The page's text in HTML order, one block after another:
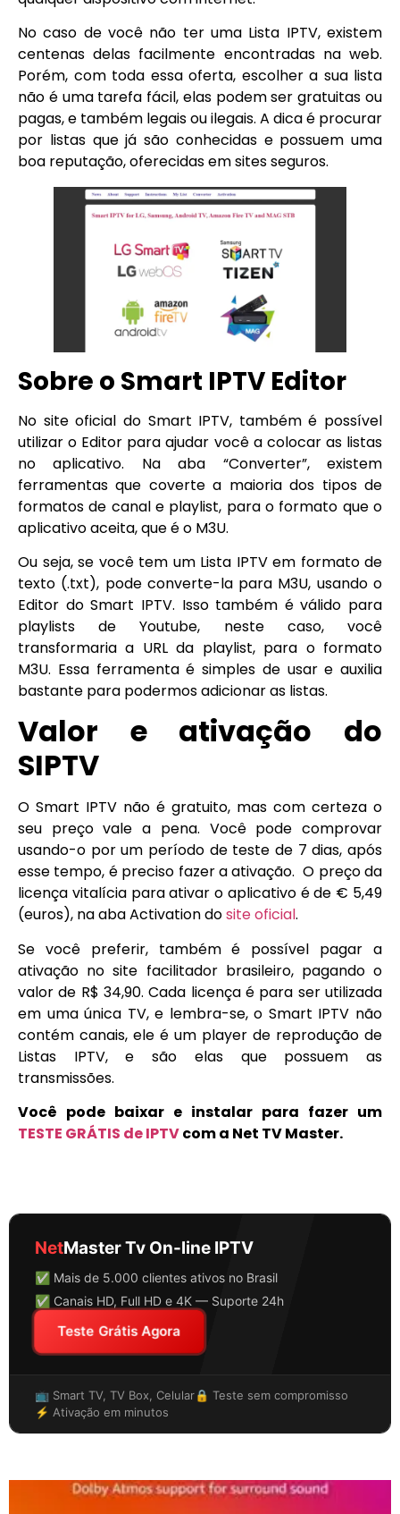
No caso de você não ter uma Lista IPTV, existem
centenas delas facilmente encontradas na web.
Porém, com toda essa oferta, escolher a sua lista
não é uma tarefa fácil, elas podem ser gratuitas ou
pagas, e também legais ou ilegais. A dica é procurar
por listas que já são conhecidas e possuem uma
boa reputação, oferecidas em sites seguros.
Sobre o Smart IPTV Editor
No site oficial do Smart IPTV, também é possível
utilizar o Editor para ajudar você a colocar as listas
no aplicativo. Na aba “Converter”, existem
ferramentas que coverte a maioria dos tipos de
formatos de canal e playlist, para o formato que o
aplicativo aceita, que é o M3U.
Ou seja, se você tem um Lista IPTV em formato de
texto (.txt), pode converte-la para M3U, usando o
Editor do Smart IPTV. Isso também é válido para
playlists de Youtube, neste caso, você
transformaria a URL da playlist, para o formato
M3U. Essa ferramenta é simples de usar e auxilia
bastante para podermos adicionar as listas.
Valor e ativação do
SIPTV
O Smart IPTV não é gratuito, mas com certeza o
seu preço vale a pena. Você pode comprovar
usando-o por um período de teste de 7 dias, após
esse tempo, é preciso fazer a ativação. O preço da
licença vitalícia para ativar o aplicativo é de € 5,49
(euros), na aba Activation dosite oficial.
Se você preferir, também é possível pagar a
ativação no site facilitador brasileiro, pagando o
valor de R$ 34,90. Cada licença é para ser utilizada
em uma única TV, e lembra-se, o Smart IPTV não
contém canais, ele é um player de reprodução de
Listas IPTV, e são elas que possuem as
transmissões.
Você pode baixar e instalar para fazer um
TESTE GRÁTIS de IPTVcom a Net TV Master.
NetMaster Tv On-line IPTV
✅ Mais de 5.000 clientes ativos no Brasil
✅ Canais HD, Full HD e 4K — Suporte 24h
Teste Grátis Agora
📺 Smart TV, TV Box, Celular🔒 Teste sem compromisso
⚡ Ativação em minutos